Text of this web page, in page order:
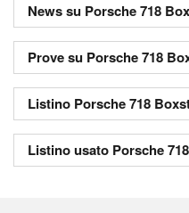
News su Porsche 718
Prove su Porsche 718
Listino Porsche 718
Listino usato Porsche